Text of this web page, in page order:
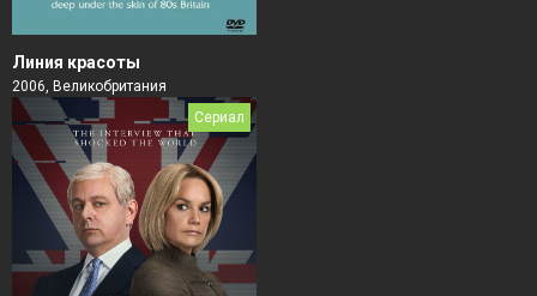
Линия красоты
2006, Великобритания
Сериал